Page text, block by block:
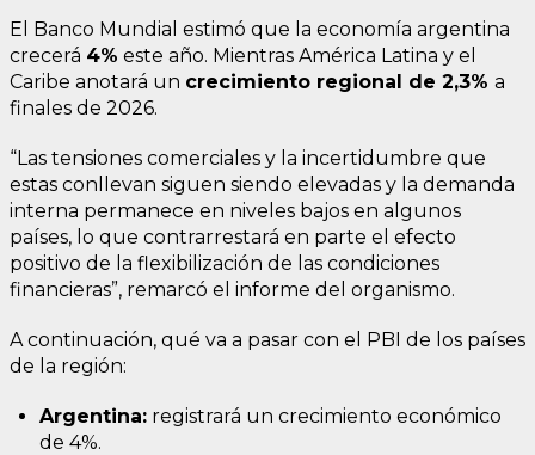
El Banco Mundial estimó que la economía argentina
crecerá 4% este año. Mientras América Latina y el
Caribe anotará un crecimiento regional de 2,3% a
finales de 2026.
“Las tensiones comerciales y la incertidumbre que
estas conllevan siguen siendo elevadas y la demanda
interna permanece en niveles bajos en algunos
países, lo que contrarrestará en parte el efecto
positivo de la flexibilización de las condiciones
financieras”, remarcó el informe del organismo.
A continuación, qué va a pasar con el PBI de los países
de la región:
Argentina: registrará un crecimiento económico
de 4%.